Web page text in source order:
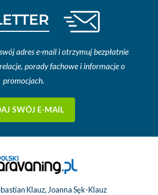
adres e-mail i otrzymuj bezpłatnie
porady fachowe i informacje o
promocjach.
SWÓJ E-MAIL
Klauz, Joanna Sęk-Klauz